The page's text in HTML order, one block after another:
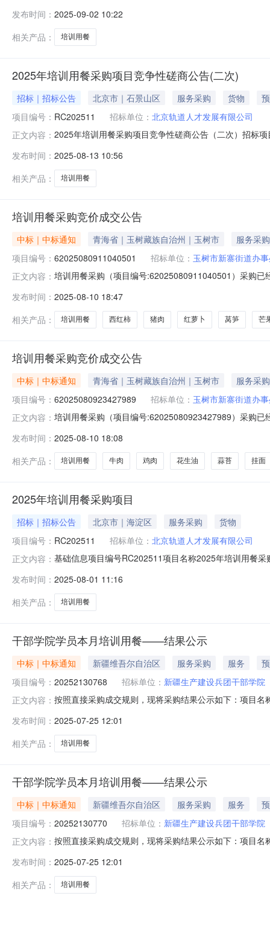
发布时间： 2025-09-02 10:22
相关产品：
培训用餐
2025年培训用餐采购项目竞争性磋商公告(二次)
招标｜招标公告 北京市｜石景山区 服务采购 货物
项目编号： RC202511 招标单位： 北京轨道人才发展有限公司
正文内容： 2025年培训用餐采购项目竞争性磋商公告（二次）招标
号：RC202511）项目所在地区：北京市一、招标条件
发布时间： 2025-08-13 10:56
相关产品：
培训用餐
培训用餐采购竞价成交公告
中标｜中标通知 青海省｜玉树藏族自治州｜玉树市
服务采购
项目编号： 62025080911040501 招标单位： 玉树市新寨街道办
正文内容： 培训用餐采购（项目编号:62025080911040501）采购
位名称：玉树市新寨街道办事处采购单位地址：青海省
发布时间： 2025-08-10 18:47
相关产品：
培训用餐 西红柿 猪肉 红萝卜 莴笋 芒
培训用餐采购竞价成交公告
中标｜中标通知 青海省｜玉树藏族自治州｜玉树市
服务采购
项目编号： 62025080923427989 招标单位： 玉树市新寨街道办
正文内容： 培训用餐采购（项目编号:62025080923427989）采购
位名称：玉树市新寨街道办事处采购单位地址：青海省
发布时间： 2025-08-10 18:08
相关产品：
培训用餐 牛肉 鸡肉 花生油 蒜苔 挂面
2025年培训用餐采购项目
招标｜招标公告 北京市｜海淀区 服务采购
货物
项目编号： RC202511 招标单位： 北京轨道人才发展有限公司
正文内容： 基础信息项目编号RC202511项目名称2025年培训用餐
08-1114:00采购需求说明北京轨道人才发展有限公司拟
发布时间： 2025-08-01 11:16
相关产品：
培训用餐
干部学院学员本月培训用餐——结果公示
中标｜中标通知 新疆维吾尔自治区 服务采购 服务
项目编号： 20252130768 招标单位： 新疆生产建设兵团干部学院
正文内容： 按照直接采购成交规则，现将采购结果公示如下：项目
餐饮服务有限公司中选2025-07-2513860.0--
发布时间： 2025-07-25 12:01
相关产品：
培训用餐
干部学院学员本月培训用餐——结果公示
中标｜中标通知 新疆维吾尔自治区 服务采购 服务
项目编号： 20252130770 招标单位： 新疆生产建设兵团干部学院
正文内容： 按照直接采购成交规则，现将采购结果公示如下：项目
餐饮服务有限公司中选2025-07-2537900.0--
发布时间： 2025-07-25 12:01
相关产品：
培训用餐